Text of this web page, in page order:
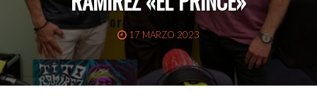
17 MARZO 2023